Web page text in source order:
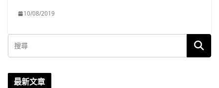
10/08/2019
最新文章